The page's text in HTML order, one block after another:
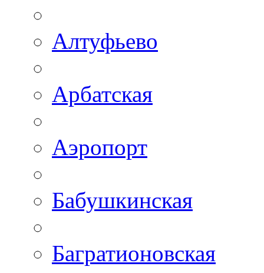
Алтуфьево
Арбатская
Аэропорт
Бабушкинская
Багратионовская